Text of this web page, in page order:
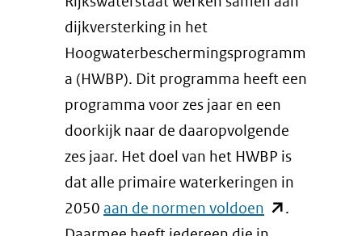
dijkversterking in het
Hoogwaterbeschermingsprogramm
a (HWBP). Dit programma heeft een
programma voor zes jaar en een
doorkijk naar de daaropvolgende
zes jaar. Het doel van het HWBP is
dat alle primaire waterkeringen in
2050 aan de normen voldoen (opent
.